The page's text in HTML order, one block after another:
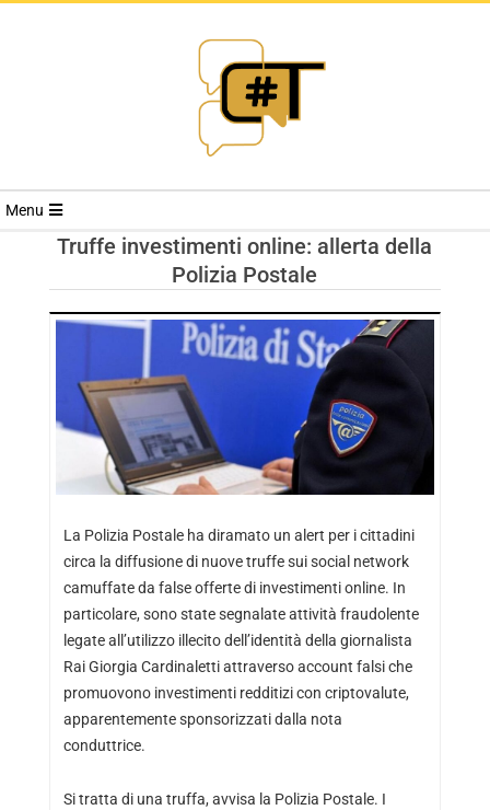
RIVISTA
TRENDS
Menu
Truffe investimenti online: allerta della
Polizia Postale
La Polizia Postale ha diramato un alert per i cittadini
circa la diffusione di nuove truffe sui social network
camuffate da false offerte di investimenti online. In
particolare, sono state segnalate attività fraudolente
legate all’utilizzo illecito dell’identità della giornalista
Rai Giorgia Cardinaletti attraverso account falsi che
promuovono investimenti redditizi con criptovalute,
apparentemente sponsorizzati dalla nota
conduttrice.
Si tratta di una truffa, avvisa la Polizia Postale. I